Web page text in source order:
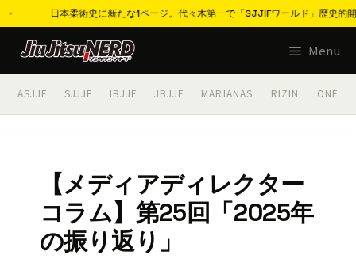
新たな1ページ。代々木第一で「SJJIFワールド」歴史的開催へ、エントリー最
テ
Menu
ASJJF SJJJF IBJJF JBJJF MARIANAS RIZIN ONE
【メディアディレクター
コラム】第25回「2025年
の振り返り」